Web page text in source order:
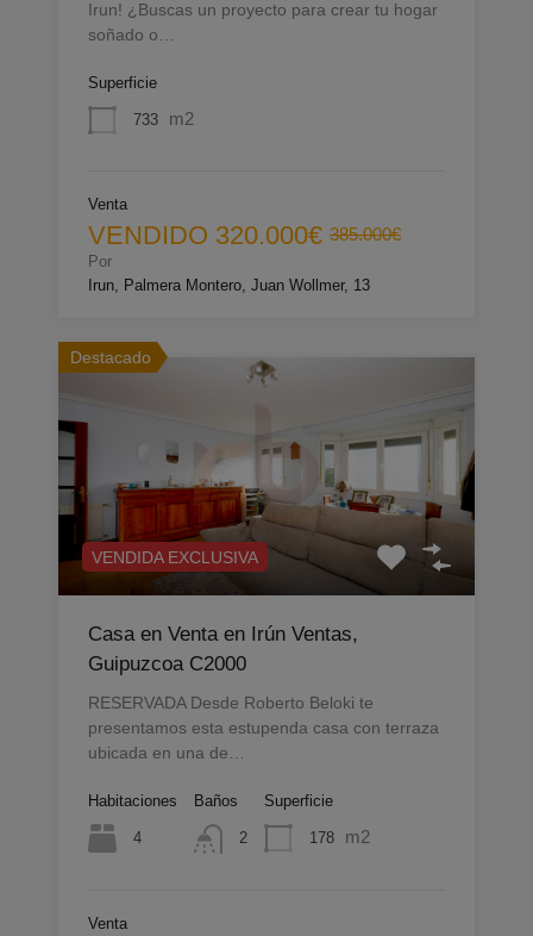
Irun! ¿Buscas un proyecto para crear tu hogar
soñado o…
Superficie
733 m2
Venta
VENDIDO 320.000€ 385.000€
Por
Irun, Palmera Montero, Juan Wollmer, 13
Destacado
VENDIDA EXCLUSIVA
Casa en Venta en Irún Ventas,
Guipuzcoa C2000
RESERVADA Desde Roberto Beloki te
presentamos esta estupenda casa con terraza
ubicada en una de…
Habitaciones
4
Baños
2
Superficie
178 m2
Venta